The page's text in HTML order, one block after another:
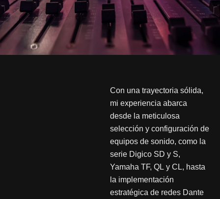
Con una trayectoria sólida,
mi experiencia abarca
desde la meticulosa
selección y configuración de
equipos de sonido, como la
serie Digico SD y S,
Yamaha TF, QL y CL, hasta
la implementación
estratégica de redes Dante